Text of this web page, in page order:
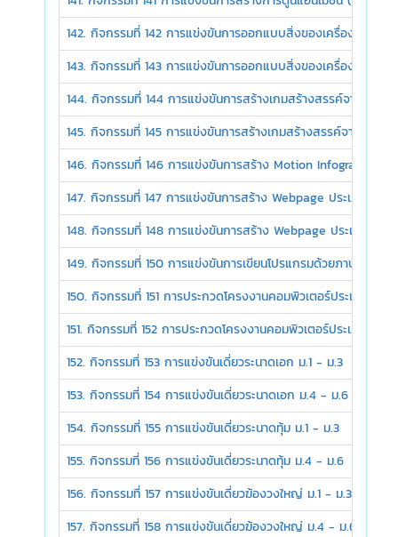
142. กิจกรรมที่ 142 การแข่งขันการออกแบบสิ่งของเครื่องใช้ด้วย
143. กิจกรรมที่ 143 การแข่งขันการออกแบบสิ่งของเครื่องใช้ด้วย
144. กิจกรรมที่ 144 การแข่งขันการสร้างเกมสร้างสรรค์จากคอมพิ
145. กิจกรรมที่ 145 การแข่งขันการสร้างเกมสร้างสรรค์จากคอม
146. กิจกรรมที่ 146 การแข่งขันการสร้าง Motion Infographic ม
147. กิจกรรมที่ 147 การแข่งขันการสร้าง Webpage ประเภท
148. กิจกรรมที่ 148 การแข่งขันการสร้าง Webpage ประเภท
149. กิจกรรมที่ 150 การแข่งขันการเขียนโปรแกรมด้วยภาษาคอม
150. กิจกรรมที่ 151 การประกวดโครงงานคอมพิวเตอร์ประเภทซอฟ
151. กิจกรรมที่ 152 การประกวดโครงงานคอมพิวเตอร์ประเภทซอ
152. กิจกรรมที่ 153 การแข่งขันเดี่ยวระนาดเอก ม.1 - ม.3
153. กิจกรรมที่ 154 การแข่งขันเดี่ยวระนาดเอก ม.4 - ม.6
154. กิจกรรมที่ 155 การแข่งขันเดี่ยวระนาดทุ้ม ม.1 - ม.3
155. กิจกรรมที่ 156 การแข่งขันเดี่ยวระนาดทุ้ม ม.4 - ม.6
156. กิจกรรมที่ 157 การแข่งขันเดี่ยวฆ้องวงใหญ่ ม.1 - ม.3
157. กิจกรรมที่ 158 การแข่งขันเดี่ยวฆ้องวงใหญ่ ม.4 - ม.6